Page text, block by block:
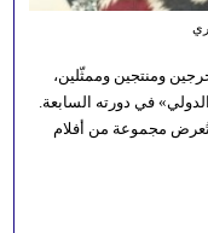
ومنتجين وممثّلين،
في دورته السابعة.
تُعرض مجموعة من أفلام